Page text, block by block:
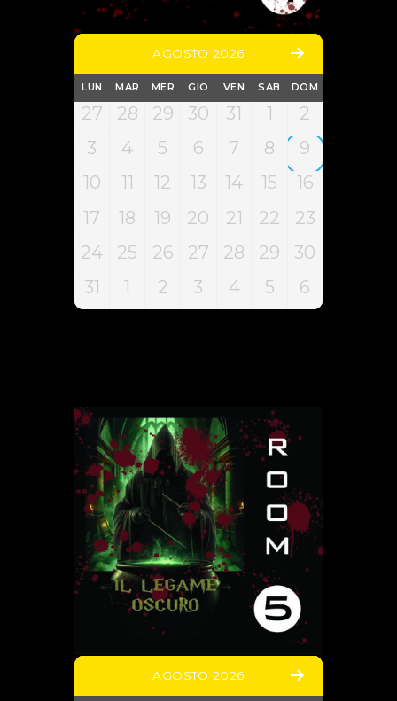
AGOSTO 2026
LUN MAR MER GIO VEN SAB DOM
27 28 29 30 31 1
2
3
4 5 6 7 8
9
10
11 12 13 14 15
16
17
18 19 20 21 22
23
24
25 26 27 28 29
30
31
1 2 3 4 5 6
AGOSTO 2026